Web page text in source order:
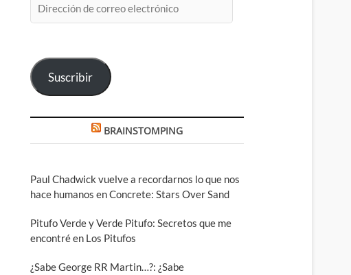
de
Suscribir
BRAINSTOMPING
Paul Chadwick vuelve a recordarnos lo que nos
hace humanos en Concrete: Stars Over Sand
Pitufo Verde y Verde Pitufo: Secretos que me
encontré en Los Pitufos
¿Sabe George RR Martin…?: ¿Sabe